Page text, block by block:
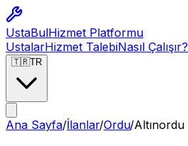
UstaBulHizmet Platformu
UstalarHizmet TalebiNasıl Çalışır?
🇹🇷TR
Ana Sayfa/İlanlar/Ordu/Altınordu